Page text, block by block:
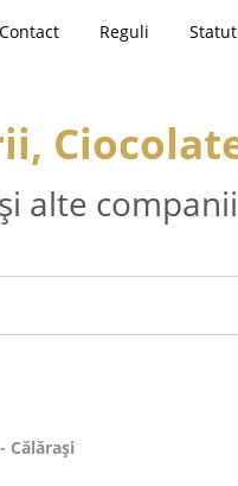
Contact Reguli Statut
și alte
Călăraşi